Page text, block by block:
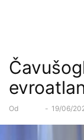
Od - 19/06/